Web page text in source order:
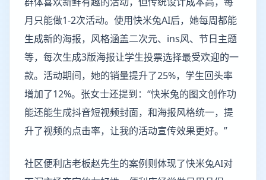
月只能做1-2次活动。使用快米兔AI后，她每周都能
生成新的海报，风格涵盖二次元、ins风、节日主题
等，每次生成3版海报让学生投票选择最受欢迎的一
款。活动期间，她的销量提升了25%，学生回头率
增加了12%。张女士还提到：“快米兔的图文创作功
能还能生成抖音短视频封面，和海报风格统一，提
升了视频的点击率，让我的活动宣传效果更好。”
社区便利店老板赵先生的案例则体现了快米兔AI对